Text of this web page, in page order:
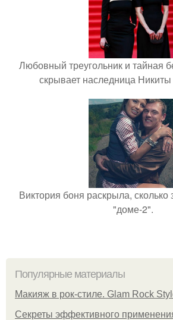
Любовный треугольник и тайная
скрывает наследница
Виктория боня раскрыла,
"доме-2".
Популярные материалы
Макияж в рок-стиле. Glam Rock
Секреты эффективного